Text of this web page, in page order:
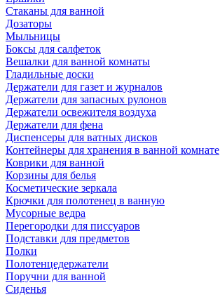
Стаканы для ванной
Дозаторы
Мыльницы
Боксы для салфеток
Вешалки для ванной комнаты
Гладильные доски
Держатели для газет и журналов
Держатели для запасных рулонов
Держатели освежителя воздуха
Держатели для фена
Диспенсеры для ватных дисков
Контейнеры для хранения в ванной комнате
Коврики для ванной
Корзины для белья
Косметические зеркала
Крючки для полотенец в ванную
Мусорные ведра
Перегородки для писсуаров
Подставки для предметов
Полки
Полотенцедержатели
Поручни для ванной
Сиденья